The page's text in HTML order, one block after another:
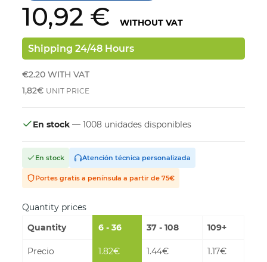
10,92 € WITHOUT VAT
Shipping 24/48 Hours
€2.20 WITH VAT
1,82€ UNIT PRICE
En stock — 1008 unidades disponibles
En stock Atención técnica personalizada
Portes gratis a península a partir de 75€
Quantity prices
Quantity
6 - 36 37 - 108 109+
Precio 1.82€ 1.44€ 1.17€